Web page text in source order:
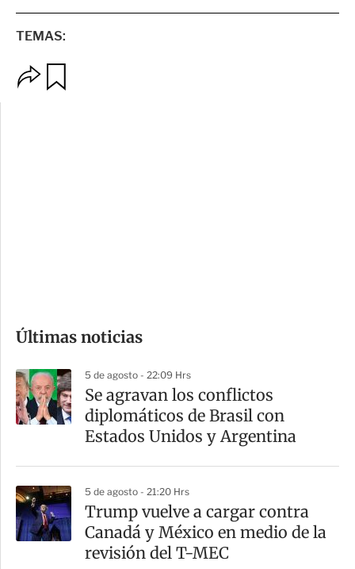
TEMAS:
m
a
r
t
Últimas noticias
5 de agosto - 22:09 Hrs
Se agravan los conflictos
diplomáticos de Brasil con
Estados Unidos y Argentina
5 de agosto - 21:20 Hrs
Trump vuelve a cargar contra
Canadá y México en medio de la
revisión del T-MEC